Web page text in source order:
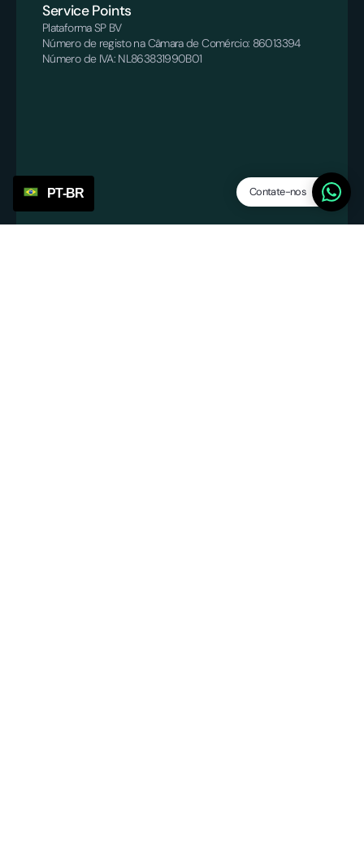
Contate-nos
Service Points
Plataforma SP BV
Número de registo na Câmara de Comércio: 86013394
Número de IVA: NL863831990B01
PT-BR